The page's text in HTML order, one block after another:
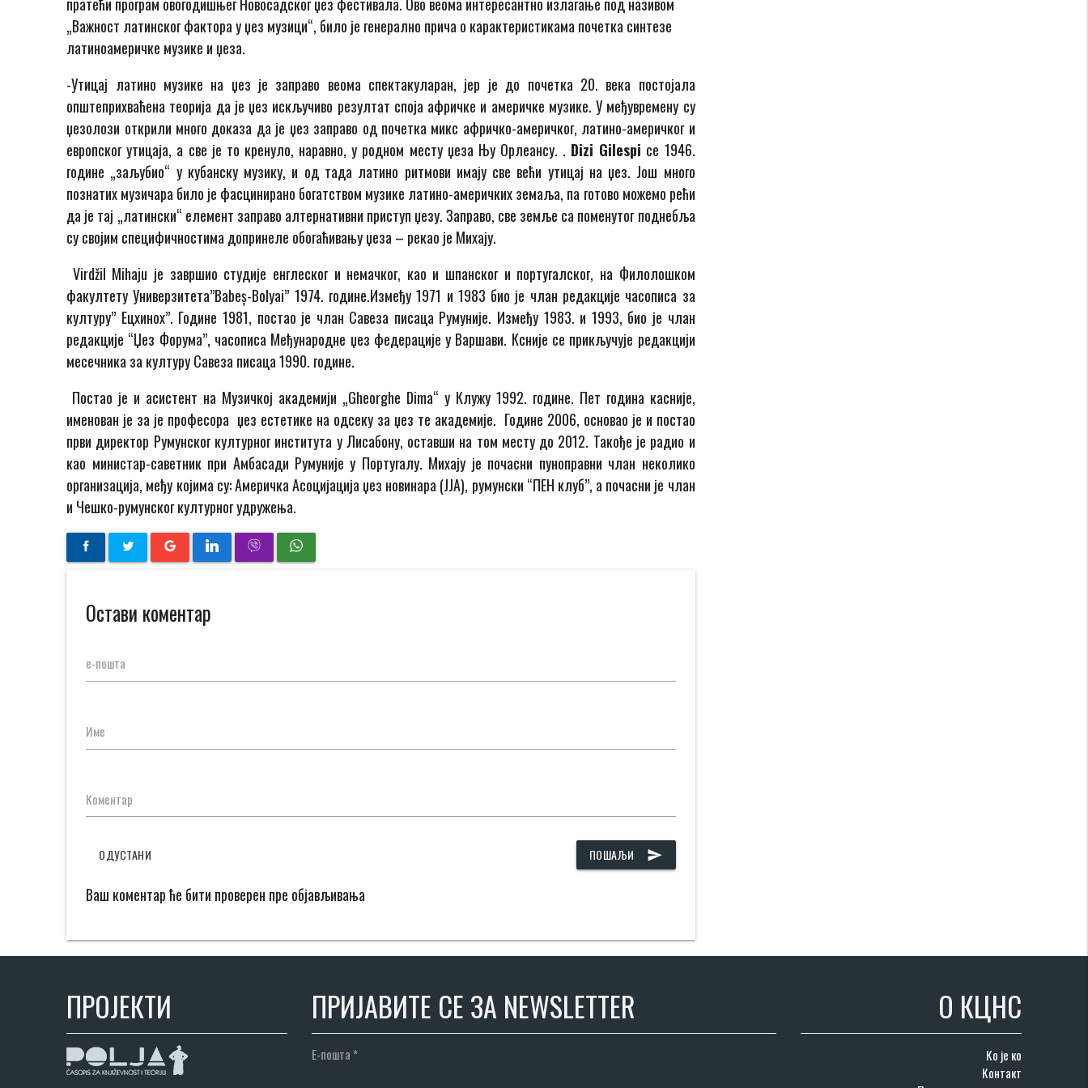
„Важност латинског фактора у џез музици“, било је генерално прича о карактеристикама почетка синтезе
латиноамеричке музике и џеза.
-Утицај латино музике на џез је заправо веома спектакуларан, јер је до почетка 20. века постојала
општеприхваћена теорија да је џез искључиво резултат споја афричке и америчке музике. У међувремену су
џезолози открили много доказа да је џез заправо од почетка микс афричко-америчког, латино-америчког и
европског утицаја, а све је то кренуло, наравно, у родном месту џеза Њу Орлеансу. . Dizi Gilespi се 1946.
године „заљубио“ у кубанску музику, и од тада латино ритмови имају све већи утицај на џез. Још много
познатих музичара било је фасцинирано богатством музике латино-америчких земаља, па готово можемо рећи
да је тај „латински“ елемент заправо алтернативни приступ џезу. Заправо, све земље са поменутог поднебља
су својим специфичностима допринеле обогаћивању џеза – рекао је Михају.
Virdžil Mihaju је завршио студије енглеског и немачког, као и шпанског и португалског, на Филолошком
факултету Универзитета”Babeș-Bolyai” 1974. године.Између 1971 и 1983 био је члан редакције часописа за
културу” Ецхиноx”. Године 1981, постао је члан Савеза писаца Румуније. Између 1983. и 1993, био је члан
редакције “Џез Форума”, часописа Међународне џез федерације у Варшави. Ксније се прикључује редакцији
месечника за културу Савеза писаца 1990. године.
Постао је и асистент на Музичкој академији „Gheorghe Dima“ у Клужу 1992. године. Пет година касније,
именован је за је професора џез естетике на одсеку за џез те академије. Године 2006, основао је и постао
први директор Румунског културног института у Лисабону, оставши на том месту до 2012. Такође је радио и
као министар-саветник при Амбасади Румуније у Португалу. Михају је почасни пуноправни члан неколико
организација, међу којима су: Америчка Асоцијација џез новинара (ЈЈА), румунски “ПЕН клуб”, а почасни је члан
и Чешко-румунског културног удружења.
Остави коментар
е-пошта
Име
Коментар
ПОШАЉИ send
ОДУСТАНИ
Ваш коментар ће бити проверен пре објављивања
ПРОЈЕКТИ ПРИЈАВИТЕ СЕ ЗА NEWSLETTER
Е-пошта *
О КЦНС
Ко је ко
Контакт